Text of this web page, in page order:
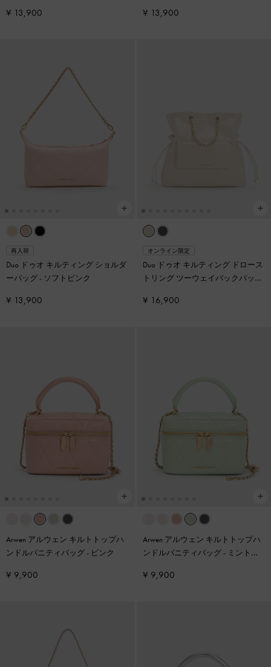
¥ 13,900 ¥ 13,900
再入荷
Duo ドゥオ キルティング ショルダ
ーバッグ- ソフトピンク
¥ 13,900
オンライン限定
Duo ドゥオ キルティング ドロース
トリング ツーウェイバックパック
¥ 16,900
Arwen アルウェン キルトトップハ
ンドルバニティバッグ- ピンク
¥ 9,900
Arwen アルウェン キルトトップハ
ンドルバニティバッグ- ミントグ
¥ 9,900